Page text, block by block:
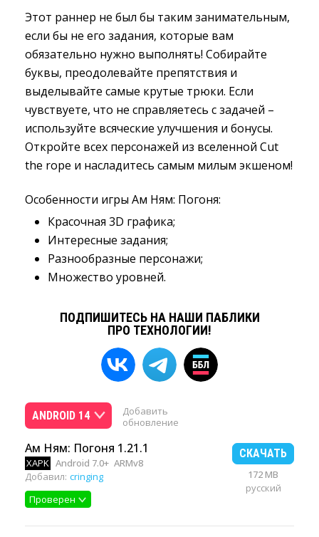
Этот раннер не был бы таким занимательным,
если бы не его задания, которые вам
обязательно нужно выполнять! Собирайте
буквы, преодолевайте препятствия и
выделывайте самые крутые трюки. Если
чувствуете, что не справляетесь с задачей –
используйте всяческие улучшения и бонусы.
Откройте всех персонажей из вселенной Cut
the rope и насладитесь самым милым экшеном!
Особенности игры Ам Ням: Погоня:
Красочная 3D графика;
Интересные задания;
Разнообразные персонажи;
Множество уровней.
ПОДПИШИТЕСЬ НА НАШИ ПАБЛИКИ
ПРО ТЕХНОЛОГИИ!
ANDROID 14
Добавить
обновление
Ам Ням: Погоня 1.21.1
XAPK Android 7.0+ ARMv8
Добавил: cringing
Проверен
СКАЧАТЬ
172 MB
русский